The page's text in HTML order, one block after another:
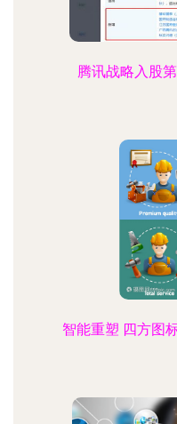
腾讯战略入股
智能重塑 四方图